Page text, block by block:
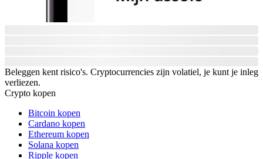
Beleggen kent risico's. Cryptocurrencies zijn volatiel, je kunt je inleg
verliezen.
Crypto kopen
Bitcoin kopen
Cardano kopen
Ethereum kopen
Solana kopen
Ripple kopen